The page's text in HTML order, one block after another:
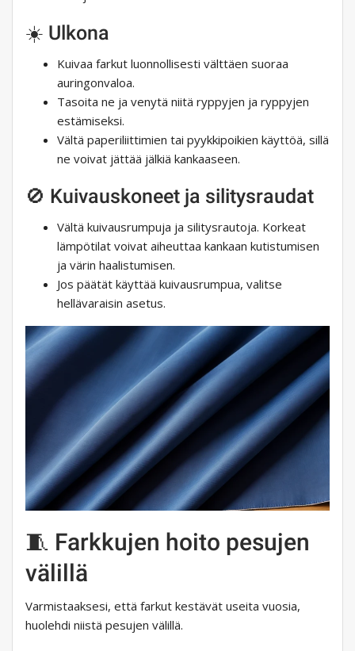
☀️ Ulkona
Kuivaa farkut luonnollisesti välttäen suoraa
auringonvaloa.
Tasoita ne ja venytä niitä ryppyjen ja ryppyjen
estämiseksi.
Vältä paperiliittimien tai pyykkipoikien käyttöä, sillä
ne voivat jättää jälkiä kankaaseen.
🚫 Kuivauskoneet ja silitysraudat
Vältä kuivausrumpuja ja silitysrautoja. Korkeat
lämpötilat voivat aiheuttaa kankaan kutistumisen
ja värin haalistumisen.
Jos päätät käyttää kuivausrumpua, valitse
hellävaraisin asetus.
🧵 Farkkujen hoito pesujen
välillä
Varmistaaksesi, että farkut kestävät useita vuosia,
huolehdi niistä pesujen välillä.